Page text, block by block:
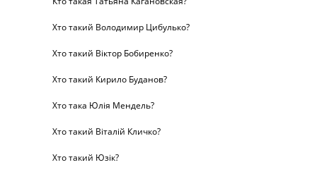
Хто такий Володимир Цибулько?
Хто такий Віктор Бобиренко?
Хто такий Кирило Буданов?
Хто така Юлія Мендель?
Хто такий Віталій Кличко?
Хто такий Юзік?